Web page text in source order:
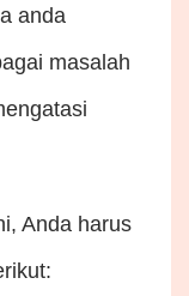
anda
masalah
Anda harus